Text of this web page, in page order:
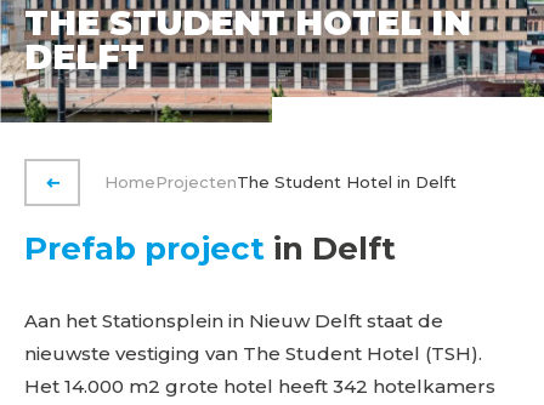
THE STUDENT HOTEL IN
DELFT
VORIGE PAGINA
HomeProjectenThe Student Hotel in Delft
Prefab project in Delft
Aan het Stationsplein in Nieuw Delft staat de
nieuwste vestiging van The Student Hotel (TSH).
Het 14.000 m2 grote hotel heeft 342 hotelkamers